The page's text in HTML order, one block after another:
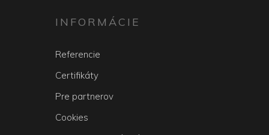
INFORMÁCIE
Referencie
Certifikáty
Pre partnerov
Cookies